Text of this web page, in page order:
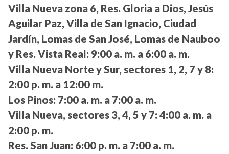
Villa Nueva zona 6, Res. Gloria a Dios, Jesús
Aguilar Paz, Villa de San Ignacio, Ciudad
Jardín, Lomas de San José, Lomas de Nauboo
y Res. Vista Real: 9:00 a. m. a 6:00 a. m.
Villa Nueva Norte y Sur, sectores 1, 2, 7 y 8:
2:00 p. m. a 12:00 m.
Los Pinos: 7:00 a. m. a 7:00 a. m.
Villa Nueva, sectores 3, 4, 5 y 7: 4:00 a. m. a
2:00 p. m.
Res. San Juan: 6:00 p. m. a 7:00 a. m.